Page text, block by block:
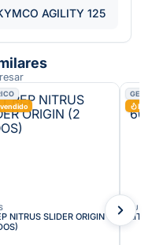
AGILITY 125
NITRUS SLIDER ORIGIN
KIT